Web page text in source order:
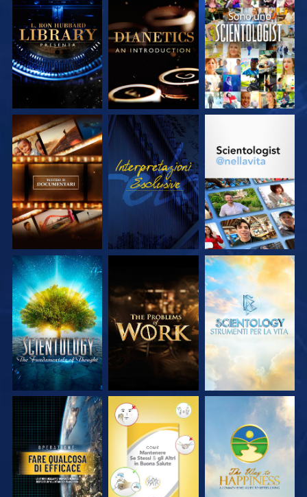
ESPLORA LE
SERIE
ESPLORA LE
SERIE
GUARDA
ESPLORA LE
SERIE
GUARDA
ESPLORA LE
ESPLORA LE
SERIE
ESPLORA LE
SERIE
ESPLORA LE
SERIE
GUARDA GUARDA GUARDA